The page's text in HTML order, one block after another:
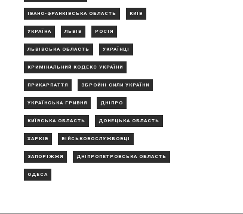
ІВАНО-ФРАНКІВСЬКА ОБЛАСТЬ КИЇВ
УКРАЇНА ЛЬВІВ РОСІЯ
ЛЬВІВСЬКА ОБЛАСТЬ УКРАЇНЦІ
КРИМІНАЛЬНИЙ КОДЕКС УКРАЇНИ
ПРИКАРПАТТЯ ЗБРОЙНІ СИЛИ УКРАЇНИ
УКРАЇНСЬКА ГРИВНЯ ДНІПРО
КИЇВСЬКА ОБЛАСТЬ ДОНЕЦЬКА ОБЛАСТЬ
ХАРКІВ ВІЙСЬКОВОСЛУЖБОВЦІ
ЗАПОРІЖЖЯ ДНІПРОПЕТРОВСЬКА ОБЛАСТЬ
ОДЕСА